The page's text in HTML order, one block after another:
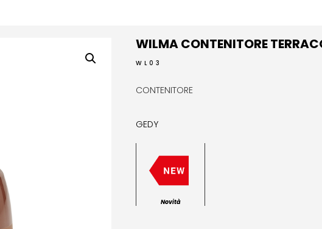
WILMA CONTENITORE
WL03
CONTENITORE
GEDY
Novità